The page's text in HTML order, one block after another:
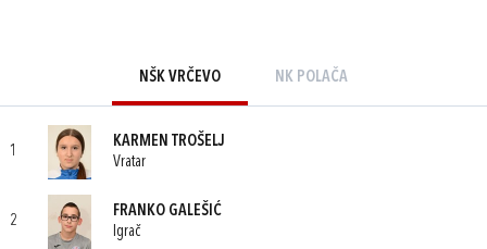
NŠK VRČEVO NK POLAČA
1
KARMEN TROŠELJ
Vratar
2
FRANKO GALEŠIĆ
Igrač